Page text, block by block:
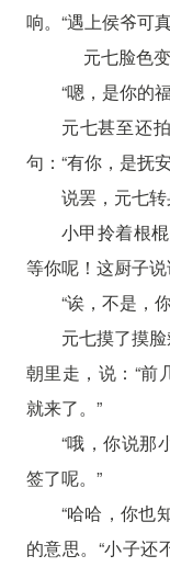
响。“遇上侯爷可
元七脸色变
“嗯，是你的
元七甚至还
句：“有你，是抚
说罢，元七转
小甲拎着根
等你呢！这厨子
“诶，不是，
元七摸了摸
朝里走，说：“前
就来了。”
“哦，你说那
签了呢。”
“哈哈，你也
的意思。“小子还